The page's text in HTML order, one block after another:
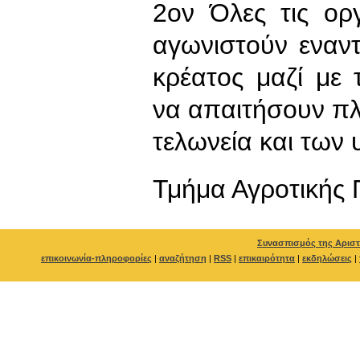
2ον Όλες τις
αγωνιστούν
κρέατος μαζί
να απαιτήσουν
τελωνεία και
Τμήμα Αγροτικής
Συνασπισμός της
επικοινωνία-πληροφορίες | αναζήτηση | RSS | επικαιρότητα | εκδηλώσεις |